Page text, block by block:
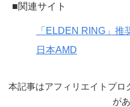
■関連サイト
「ELDEN RING」推
日本AMD
本記事はアフィリエイトプロ
が